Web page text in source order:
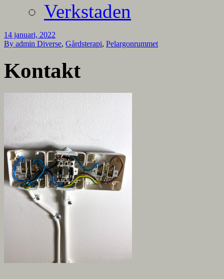
Verkstaden
14 januari, 2022
By admin Diverse, Gårdsterapi, Pelargonrummet
Kontakt